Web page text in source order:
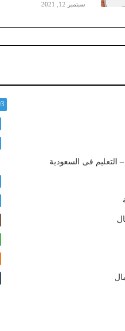
سبتمبر 12, 2021
التعليم فى السعودية